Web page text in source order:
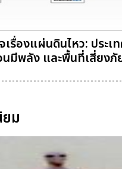
เรื่องแผ่นดินไหว: ประเ
นมีพลัง และพื้นที่เสี่ยงภั
ม